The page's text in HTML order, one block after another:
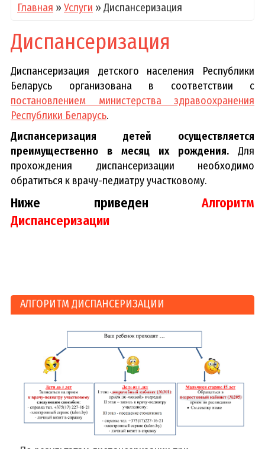
Главная » Услуги » Диспансеризация
Диспансеризация
Диспансеризация детского населения Республики
Беларусь организована в соответствии с
постановлением министерства здравоохранения
Республики Беларусь.
Диспансеризация детей осуществляется
преимущественно в месяц их рождения. Для
прохождения диспансеризации необходимо
обратиться к врачу-педиатру участковому.
Ниже приведен Алгоритм
Диспансеризации
АЛГОРИТМ ДИСПАНСЕРИЗАЦИИ